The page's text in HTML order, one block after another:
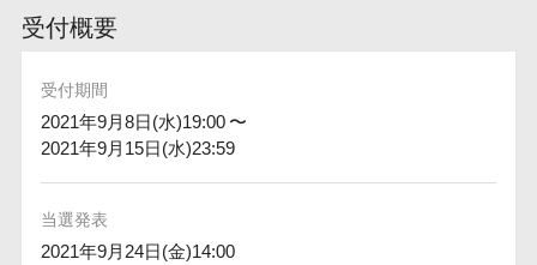
受付概要
受付期間
2021年9月8日(水)19:00 〜
2021年9月15日(水)23:59
当選発表
2021年9月24日(金)14:00